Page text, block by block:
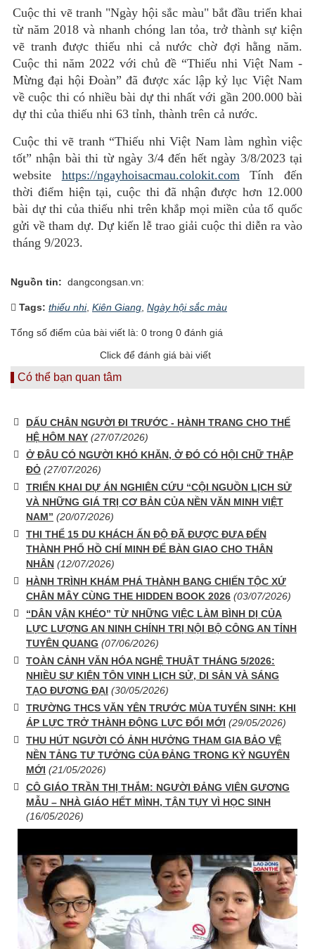
Cuộc thi vẽ tranh "Ngày hội sắc màu" bắt đầu triển khai
từ năm 2018 và nhanh chóng lan tỏa, trở thành sự kiện
vẽ tranh được thiếu nhi cả nước chờ đợi hằng năm.
Cuộc thi năm 2022 với chủ đề “Thiếu nhi Việt Nam -
Mừng đại hội Đoàn” đã được xác lập kỷ lục Việt Nam
về cuộc thi có nhiều bài dự thi nhất với gần 200.000 bài
dự thi của thiếu nhi 63 tỉnh, thành trên cả nước.
Cuộc thi vẽ tranh “Thiếu nhi Việt Nam làm nghìn việc
tốt” nhận bài thi từ ngày 3/4 đến hết ngày 3/8/2023 tại
website https://ngayhoisacmau.colokit.comTính đến
thời điểm hiện tại, cuộc thi đã nhận được hơn 12.000
bài dự thi của thiếu nhi trên khắp mọi miền của tổ quốc
gửi về tham dự. Dự kiến lễ trao giải cuộc thi diễn ra vào
tháng 9/2023.
Nguồn tin: dangcongsan.vn:
Tags: thiếu nhi, Kiên Giang Ngày hội sắc màu
Tổng số điểm của bài viết là: 0 trong 0 đánh giá
Click để đánh giá bài viết
Có thể bạn quan tâm
DẤU CHÂN NGƯỜI ĐI TRƯỚC - HÀNH TRANG CHO THẾ
HỆ HÔM NAY (27/07/2026)
Ở ĐÂU CÓ NGƯỜI KHÓ KHĂN, Ở ĐÓ CÓ HỘI CHỮ THẬP
ĐỎ (27/07/2026)
TRIỂN KHAI DỰ ÁN NGHIÊN CỨU “CỘI NGUỒN LỊCH SỬ
VÀ NHỮNG GIÁ TRỊ CƠ BẢN CỦA NỀN VĂN MINH VIỆT
NAM” (20/07/2026)
THI THỂ 15 DU KHÁCH ẤN ĐỘ ĐÃ ĐƯỢC ĐƯA ĐẾN
THÀNH PHỐ HỒ CHÍ MINH ĐỂ BÀN GIAO CHO THÂN
NHÂN (12/07/2026)
HÀNH TRÌNH KHÁM PHÁ THÀNH BANG CHIẾN TỘC XỨ
CHÂN MÂY CÙNG THE HIDDEN BOOK 2026 (03/07/2026)
“DÂN VẬN KHÉO” TỪ NHỮNG VIỆC LÀM BÌNH DỊ CỦA
LỰC LƯỢNG AN NINH CHÍNH TRỊ NỘI BỘ CÔNG AN TỈNH
TUYÊN QUANG (07/06/2026)
TOÀN CẢNH VĂN HÓA NGHỆ THUẬT THÁNG 5/2026:
NHIỀU SỰ KIỆN TÔN VINH LỊCH SỬ, DI SẢN VÀ SÁNG
TẠO ĐƯƠNG ĐẠI (30/05/2026)
TRƯỜNG THCS VĂN YÊN TRƯỚC MÙA TUYỂN SINH: KHI
ÁP LỰC TRỞ THÀNH ĐỘNG LỰC ĐỔI MỚI (29/05/2026)
THU HÚT NGƯỜI CÓ ẢNH HƯỞNG THAM GIA BẢO VỆ
NỀN TẢNG TƯ TƯỞNG CỦA ĐẢNG TRONG KỶ NGUYÊN
MỚI (21/05/2026)
CÔ GIÁO TRẦN THỊ THẮM: NGƯỜI ĐẢNG VIÊN GƯƠNG
MẪU – NHÀ GIÁO HẾT MÌNH, TẬN TỤY VÌ HỌC SINH
(16/05/2026)